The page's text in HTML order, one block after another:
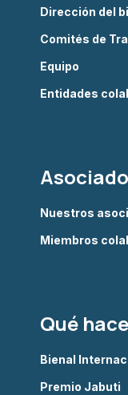
Dirección del
Comités de
Equipo
Entidades
Nuestros
Miembros
Qué
Bienal
Premio Jabuti